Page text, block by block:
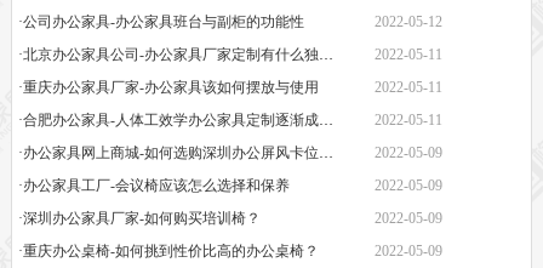
·公司办公家具-办公家具班台与副柜的功能性
2022-05-12
2022-05-11
·重庆办公家具厂家-办公家具该如何摆放与使用
2022-05-11
·合肥办公家具-人体工效学办公家具定制逐渐成为新潮流
2022-05-11
2022-05-09
·办公家具工厂-会议椅应该怎么选择和保养
2022-05-09
·深圳办公家具厂家-如何购买培训椅？
2022-05-09
·重庆办公桌椅-如何挑到性价比高的办公桌椅？
2022-05-09